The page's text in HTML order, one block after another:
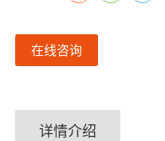
在线咨询
详情介绍